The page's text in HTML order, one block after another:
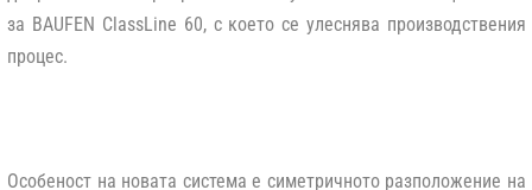
за BAUFEN ClassLine 60, с което се улеснява производствения
процес.
Особеност на новата система е симетричното разположение на